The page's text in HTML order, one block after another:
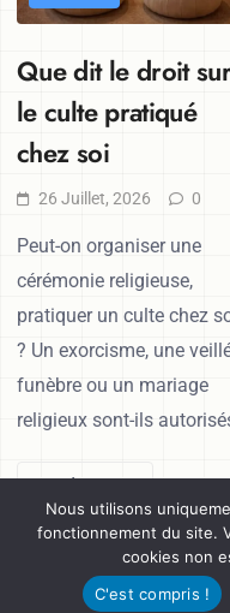
Que dit le droit
le culte pratiqué
chez soi
26 Juillet, 2026 0
Peut-on organiser une
cérémonie religieuse,
pratiquer un culte chez
? Un exorcisme, une
funèbre ou un mariage
religieux sont-ils
Read More
Navigation
Articles Plus Anciens
Nous utilisons
fonctionnement du site.
cookies non
C'est compris !